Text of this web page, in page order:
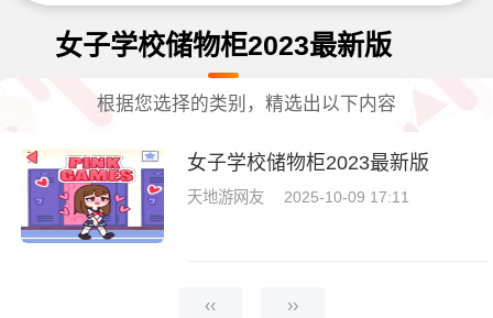
女子学校储物柜2023最新版
根据您选择的类别，精选出以下内容
女子学校储物柜2023最新版
天地游网友 2025-10-09 17:11
‹‹ ››